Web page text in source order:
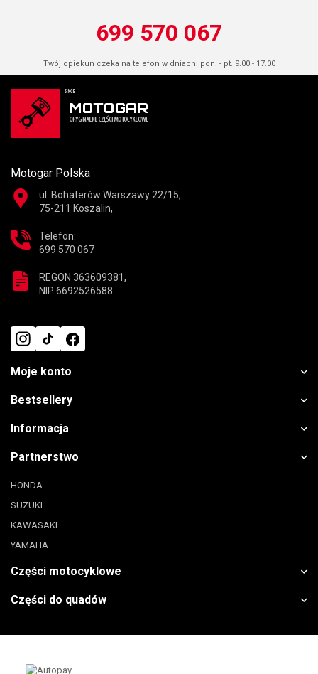
699 570 067
Twój opiekun czeka na telefon w dniach: pon. - pt. 9.00 - 17.00
Motogar Polska
ul. Bohaterów Warszawy 22/15,
75-211 Koszalin,
Telefon:
699 570 067
REGON 363609381,
NIP 6692526588
Moje konto
Bestsellery
Informacja
Partnerstwo
HONDA
SUZUKI
KAWASAKI
YAMAHA
Części motocyklowe
Części do quadów